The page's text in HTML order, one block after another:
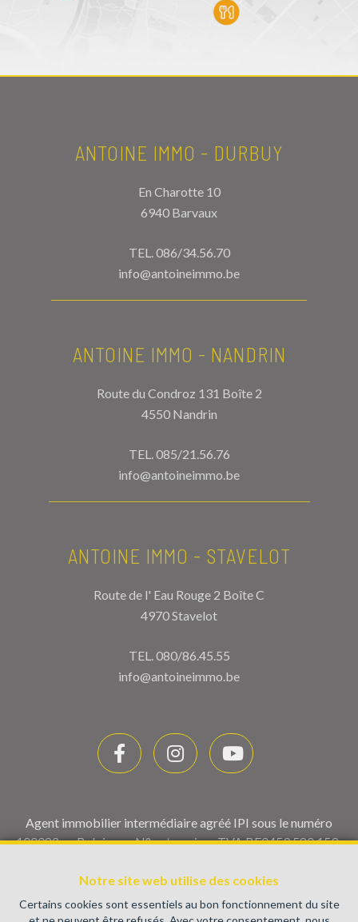
Notre site web utilise des cookies
Certains cookies sont essentiels au bon fonctionnement du site
ANTOINE IMMO - DURBUY
En Charotte 10
6940 Barvaux
TEL.086/34.56.70
info@antoineimmo.be
ANTOINE IMMO - NANDRIN
Route du Condroz 131 Boîte 2
4550 Nandrin
TEL.085/21.56.76
info@antoineimmo.be
ANTOINE IMMO - STAVELOT
Route de l' Eau Rouge 2 Boîte C
4970 Stavelot
TEL.080/86.45.55
info@antoineimmo.be
Agent immobilier intermédiaire agréé IPI sous le numéro
100082 en Belgique - N° entreprise : TVA BE0459.580.159-
immobiliers, rue du Luxembourg 16B, 1000 Bruxelles (+32 2
505 38 50 - info@ipi.be) - Soumis aucode déontologique de l’
IPI